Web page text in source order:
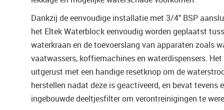
Dankzij de eenvoudige installatie met 3/4" BSP
het Eltek Waterblock eenvoudig worden geplaatst
waterkraan en de toevoerslang van apparaten zoals
vaatwassers, koffiemachines en waterdispensers.
uitgerust met een handige resetknop om de
herstellen nadat deze is geactiveerd, en bevat tevens
ingebouwde deeltjesfilter om verontreinigingen te